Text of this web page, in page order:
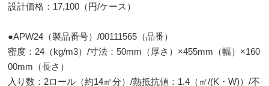
設計価格：17,100（円/ケース）
●APW24（製品番号）/00111565（品番）
密度：24（kg/m3）/寸法：50mm（厚さ）×455mm（幅）×160
00mm（長さ）
入り数：2ロール（約14㎡分）/熱抵抗値：1.4（㎡/(K・W)）/不